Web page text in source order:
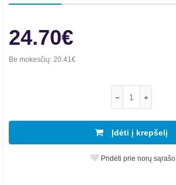
24.70€
Be mokesčių: 20.41€
Įdėti į krepšelį
Pridėti prie norų sąrašo